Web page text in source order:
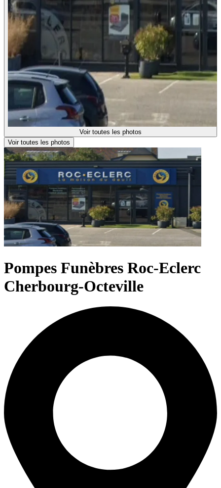
Voir toutes les photos
Voir toutes les photos
Pompes Funèbres Roc-Eclerc
Cherbourg-Octeville